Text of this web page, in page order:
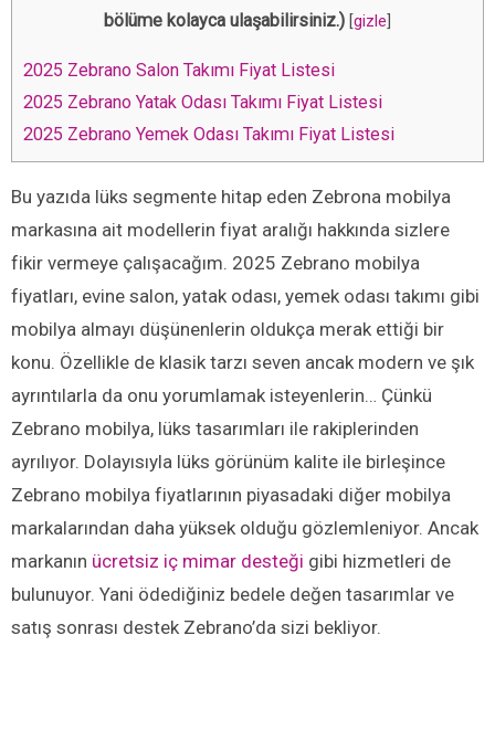
bölüme kolayca ulaşabilirsiniz.) gizle
2025 Zebrano Salon Takımı Fiyat Listesi
2025 Zebrano Yatak Odası Takımı Fiyat Listesi
2025 Zebrano Yemek Odası Takımı Fiyat Listesi
Bu yazıda lüks segmente hitap eden Zebrona mobilya
markasına ait modellerin fiyat aralığı hakkında sizlere
fikir vermeye çalışacağım. 2025 Zebrano mobilya
fiyatları, evine salon, yatak odası, yemek odası takımı gibi
mobilya almayı düşünenlerin oldukça merak ettiği bir
konu. Özellikle de klasik tarzı seven ancak modern ve şık
ayrıntılarla da onu yorumlamak isteyenlerin… Çünkü
Zebrano mobilya, lüks tasarımları ile rakiplerinden
ayrılıyor. Dolayısıyla lüks görünüm kalite ile birleşince
Zebrano mobilya fiyatlarının piyasadaki diğer mobilya
markalarından daha yüksek olduğu gözlemleniyor. Ancak
markanın ücretsiz iç mimar desteği gibi hizmetleri de
bulunuyor. Yani ödediğiniz bedele değen tasarımlar ve
satış sonrası destek Zebrano’da sizi bekliyor.